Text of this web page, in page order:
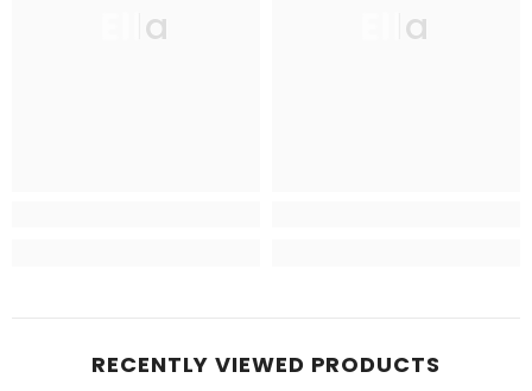
Ella Ella
RECENTLY VIEWED PRODUCTS